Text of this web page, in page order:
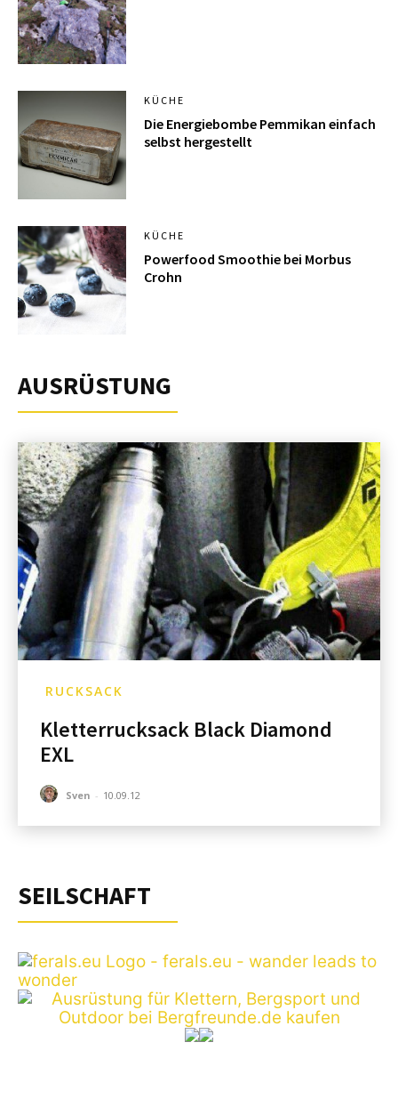
KÜCHE
Die Energiebombe Pemmikan einfach
selbst hergestellt
KÜCHE
Powerfood Smoothie bei Morbus
Crohn
AUSRÜSTUNG
RUCKSACK
Kletterrucksack Black Diamond
EXL
Sven - 10.09.12
SEILSCHAFT